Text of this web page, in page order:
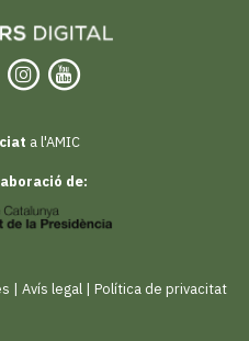
a l'AMIC
de:
| Avís legal| Política de privacitat